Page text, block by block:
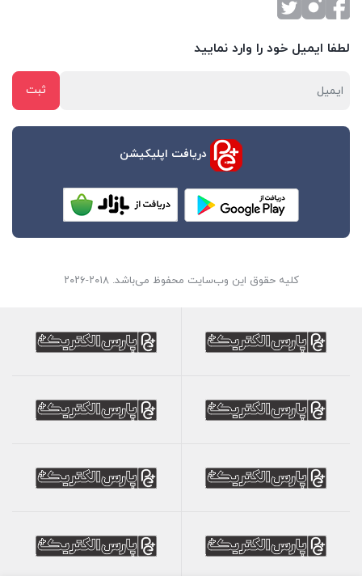
لطفا ایمیل خود را وارد نمایید
دریافت اپلیکیشن
کلیه حقوق این وب‌سایت محفوظ می‌باشد. ۲۰۱۸-۲۰۲۶